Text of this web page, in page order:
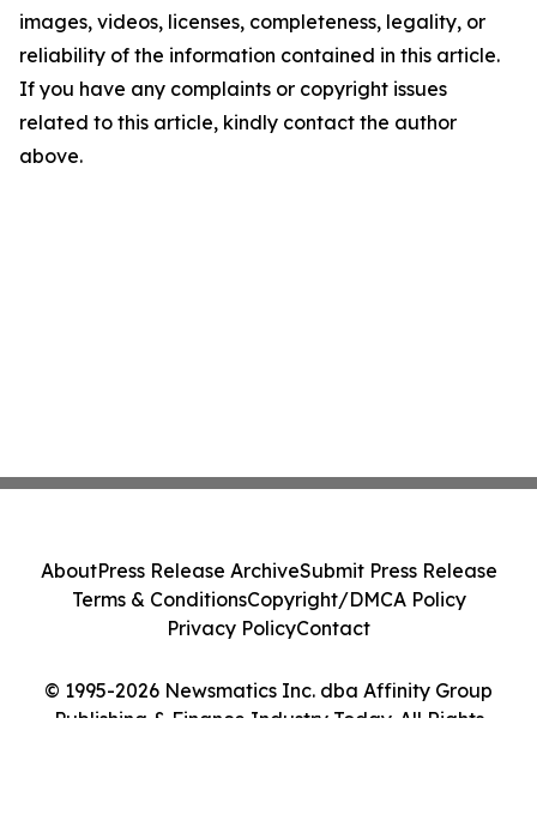
images, videos, licenses, completeness, legality, or
reliability of the information contained in this article.
If you have any complaints or copyright issues
related to this article, kindly contact the author
above.
© 1995-2026 Newsmatics Inc. dba Affinity Group
Publishing & Finance Industry Today. All Rights
AboutPress Release ArchiveSubmit Press Release
Terms & ConditionsCopyright/DMCA Policy
Privacy PolicyContact